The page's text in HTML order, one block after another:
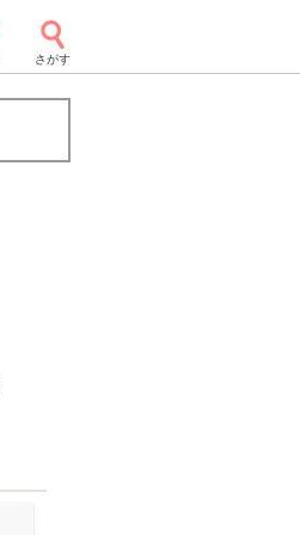
さがす